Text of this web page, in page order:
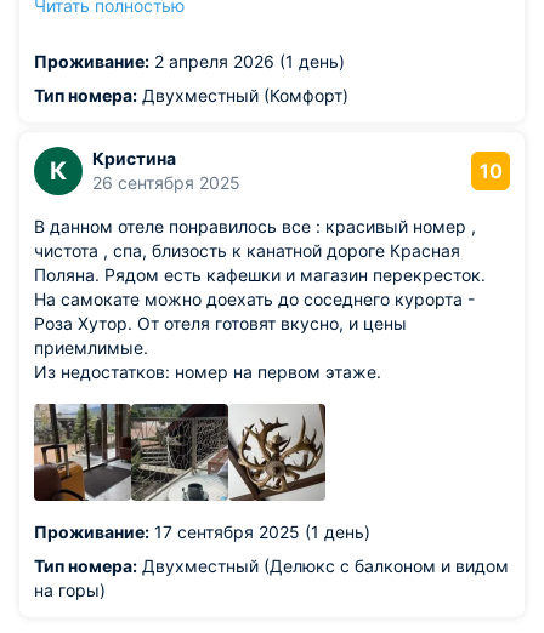
комфортной водой, гидромассажная
очень приятно удивлена
Читать полностью
Проживание: 2 апреля 2026 (1 день)
Тип номера: Двухместный (Комфорт)
К
Кристина
26 сентября 2025
10
В данном отеле понравилось все : красивый номер ,
чистота , спа, близость к канатной дороге Красная
Поляна. Рядом есть кафешки и магазин перекресток.
На самокате можно доехать до соседнего курорта -
Роза Хутор. От отеля готовят вкусно, и цены
приемлимые.
Из недостатков: номер на первом этаже.
Проживание: 17 сентября 2025 (1 день)
Тип номера: Двухместный (Делюкс с балконом и видом
на горы)